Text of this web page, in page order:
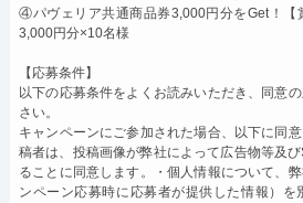
④パヴェリア共通商品券3,000円分をGet！【
3,000円分×10名様
【応募条件】
以下の応募条件をよくお読みいただき、同意
さい。
キャンペーンにご参加された場合、以下に同
稿者は、投稿画像が弊社によって広告物等及
ることに同意します。・個人情報について、
ンペーン応募時に応募者が提供した情報）